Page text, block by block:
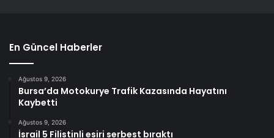
En Güncel Haberler
Ağustos 9, 2026
Bursa’da Motokurye Trafik Kazasında Hayatını
Kaybetti
Ağustos 9, 2026
İsrail 5 Filistinli esiri serbest bıraktı